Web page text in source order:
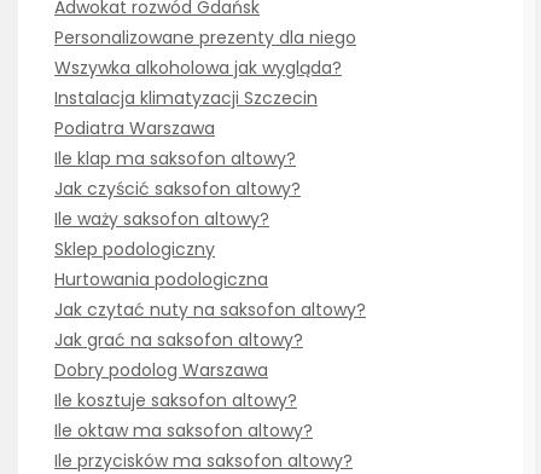
Adwokat rozwód Gdańsk
Personalizowane prezenty dla niego
Wszywka alkoholowa jak wygląda?
Instalacja klimatyzacji Szczecin
Podiatra Warszawa
Ile klap ma saksofon altowy?
Jak czyścić saksofon altowy?
Ile waży saksofon altowy?
Sklep podologiczny
Hurtowania podologiczna
Jak czytać nuty na saksofon altowy?
Jak grać na saksofon altowy?
Dobry podolog Warszawa
Ile kosztuje saksofon altowy?
Ile oktaw ma saksofon altowy?
Ile przycisków ma saksofon altowy?